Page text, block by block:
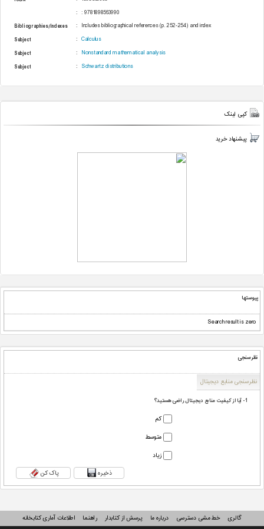
: : 9781898563990
Bibliographies/Indexes : Includes bibliographical references (p. 252-254) and index
Subject : Calculus
Subject : Nonstandard mathematical analysis
Subject : Schwartz distributions
کپی لینک
پیشنهاد خرید
پیوستها
Search result is zero
نظرسنجی
نظرسنجی منابع دیجیتال
1 - آیا از کیفیت منابع دیجیتال راضی هستید؟
کم
متوسط
زیاد
ذخیره
پاک کن
گالری خط مشی دسترسی درباره ما پرسش از کتابدار راهنما اطلاعات آماری کتابخانه